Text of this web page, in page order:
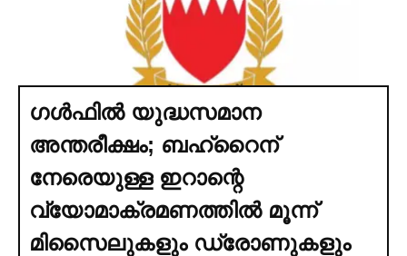
ഗള്‍ഫില്‍ യുദ്ധസമാന
അന്തരീക്ഷം; ബഹ്‌റൈന്
നേരെയുള്ള ഇറാന്റെ
വ്യോമാക്രമണത്തില്‍ മൂന്ന്
മിസൈലുകളും ഡ്രോണുകളും